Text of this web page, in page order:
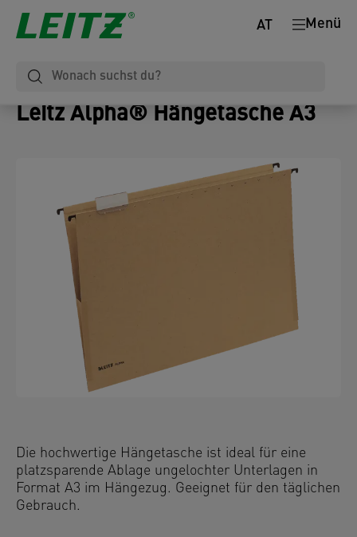
Menü
AT
Leitz Alpha® Hängetasche A3
Die hochwertige Hängetasche ist ideal für eine
platzsparende Ablage ungelochter Unterlagen in
Format A3 im Hängezug. Geeignet für den täglichen
Gebrauch.